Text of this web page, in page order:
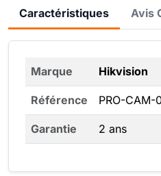
Caractéristiques Avis
Marque Hikvision
Référence PRO-CAM-
Garantie 2 ans